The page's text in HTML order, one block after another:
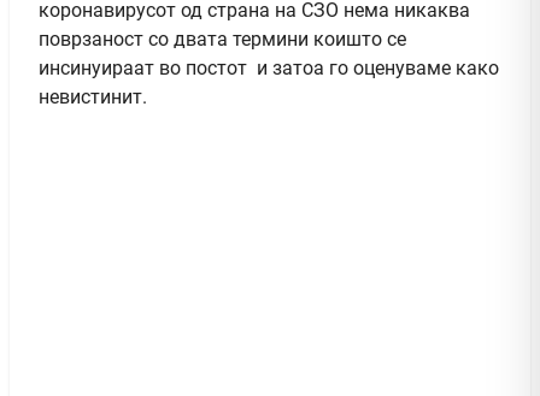
коронавирусот од страна на СЗО нема никаква
поврзаност со двата термини коишто се
инсинуираат во постот и затоа го оценуваме како
невистинит.